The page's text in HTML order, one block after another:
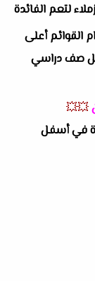
لتعم الفائدة
القوائم أعلى
صف دراسي
💥💥
في أسفل